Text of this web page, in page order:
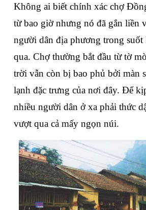
Không ai biết chính xác chợ
từ bao giờ nhưng nó đã gắn liền
người dân địa phương trong suốt
qua. Chợ thường bắt đầu từ tờ
trời vẫn còn bị bao phủ bởi màn
lạnh đặc trưng của nơi đây. Để
nhiều người dân ở xa phải thức
vượt qua cả mấy ngọn núi.